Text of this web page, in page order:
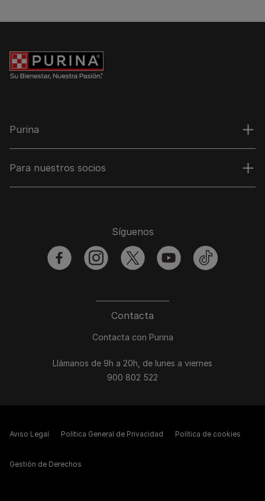
Purina
Para nuestros socios
Contacta
Contacta con Purina
Llámanos de 9h a 20h, de lunes a viernes
900 802 522
Síguenos
facebookinstagramtwitter youtubetiktok
Aviso Legal Política General de Privacidad Política de cookies
Gestión de Derechos